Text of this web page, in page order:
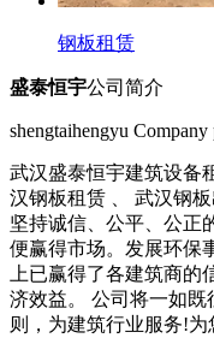
钢板租赁
盛泰恒宇公司简介
shengtaihengyu
武汉盛泰恒宇建筑设备
汉钢板租赁 、 武汉钢
坚持诚信、公平、公正
便赢得市场。发展环保
上已赢得了各建筑商
济效益。 公司将一如
则，为建筑行业服务!